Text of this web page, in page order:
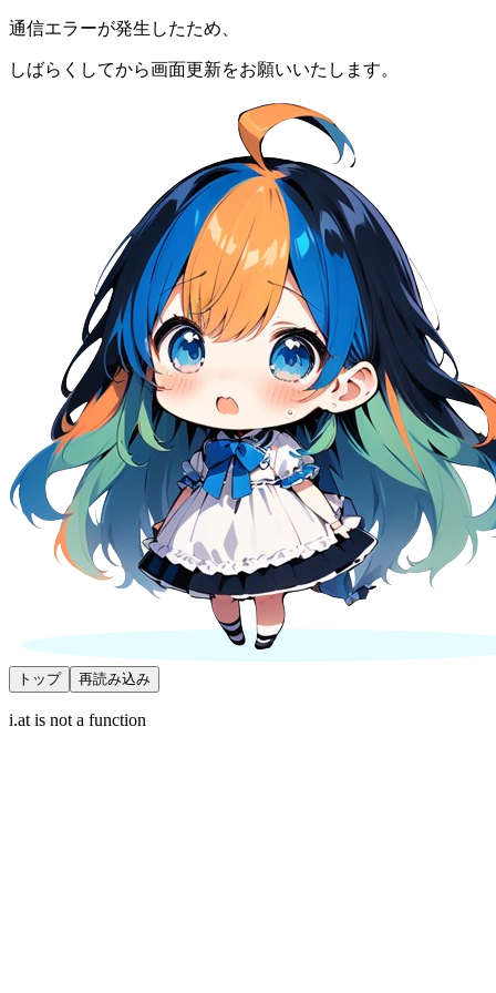
通信エラーが発生したため、
しばらくしてから画面更新をお願いいたします。
トップ 再読み込み
i.at is not a function